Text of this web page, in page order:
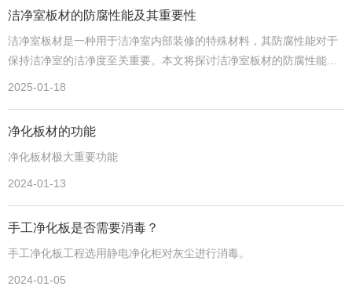
洁净室板材的防腐性能及其重要性
洁净室板材是一种用于洁净室内部装修的特殊材料，其防腐性能对于
保持洁净室的洁净度至关重要。本文将探讨洁净室板材的防腐性能及
2025-01-18
净化板材的功能
净化板材极大重要功能
2024-01-13
手工净化板是否需要消毒？
手工净化板工程选用静电净化柜对灰尘进行消毒。
2024-01-05